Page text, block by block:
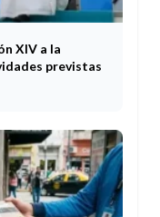
XIV a la
previstas